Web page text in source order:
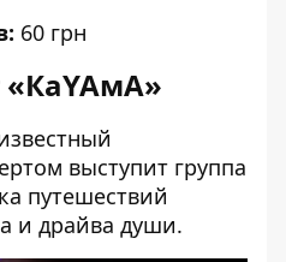
60 грн
выступит группа
путешествий
и драйва души.